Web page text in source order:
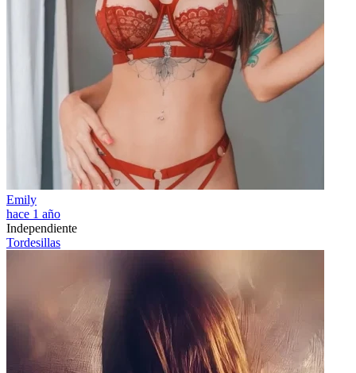
Emily
hace 1 año
Independiente
Tordesillas